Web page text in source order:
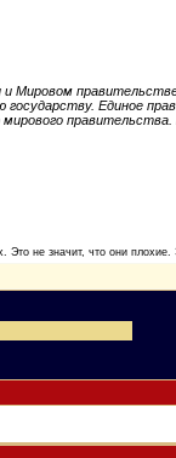
и Мировом
Единое
мирового
не значит, что они плохие.